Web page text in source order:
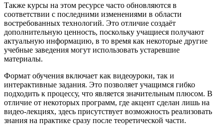
Также курсы на этом ресурсе часто обновляются в
соответствии с последними изменениями в области
востребованных технологий. Это отличие создаёт
дополнительную ценность, поскольку учащиеся получают
актуальную информацию, в то время как некоторые другие
учебные заведения могут использовать устаревшие
материалы.
Формат обучения включает как видеоуроки, так и
интерактивные задания. Это позволяет учащимся гибко
подходить к процессу, что является значительным плюсом. В
отличие от некоторых программ, где акцент сделан лишь на
видео-лекциях, здесь присутствует возможность реализовать
знания на практике сразу после теоретической части.